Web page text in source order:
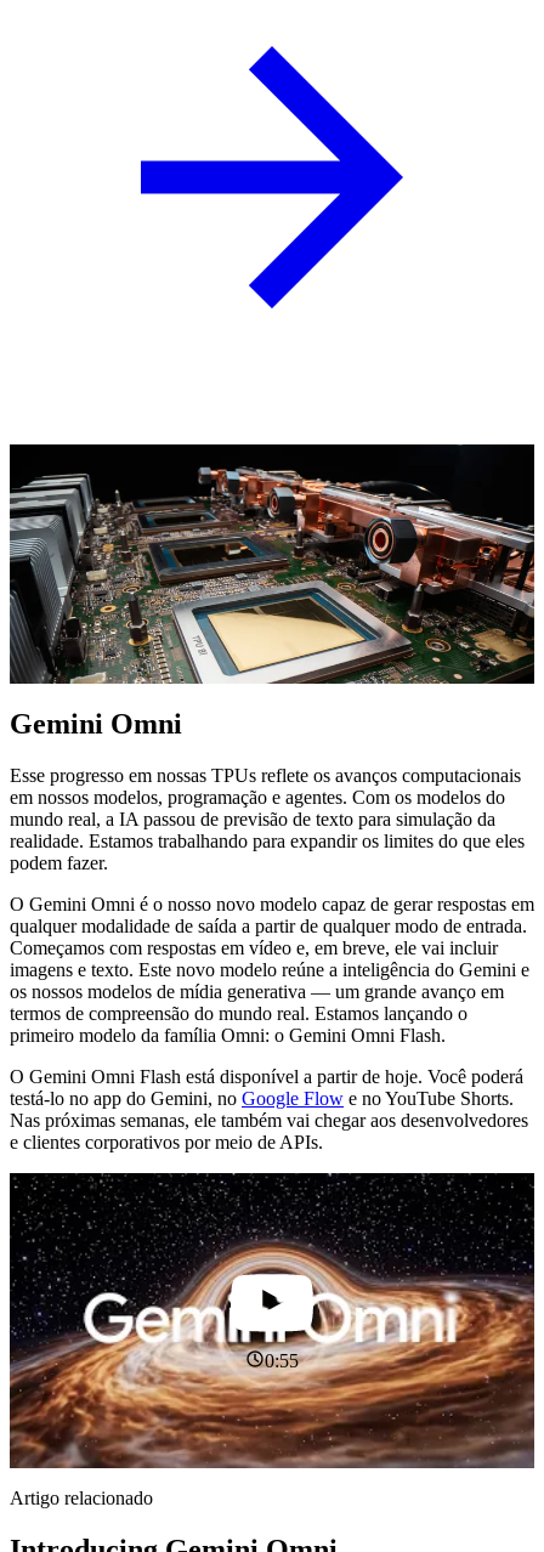
Gemini Omni
Esse progresso em nossas TPUs reflete os avanços computacionais
em nossos modelos, programação e agentes. Com os modelos do
mundo real, a IA passou de previsão de texto para simulação da
realidade. Estamos trabalhando para expandir os limites do que eles
podem fazer.
O Gemini Omni é o nosso novo modelo capaz de gerar respostas em
qualquer modalidade de saída a partir de qualquer modo de entrada.
Começamos com respostas em vídeo e, em breve, ele vai incluir
imagens e texto. Este novo modelo reúne a inteligência do Gemini e
os nossos modelos de mídia generativa — um grande avanço em
termos de compreensão do mundo real. Estamos lançando o
primeiro modelo da família Omni: o Gemini Omni Flash.
O Gemini Omni Flash está disponível a partir de hoje. Você poderá
testá-lo no app do Gemini, no Google Flow e no YouTube Shorts.
Nas próximas semanas, ele também vai chegar aos desenvolvedores
e clientes corporativos por meio de APIs.
0:55
Artigo relacionado